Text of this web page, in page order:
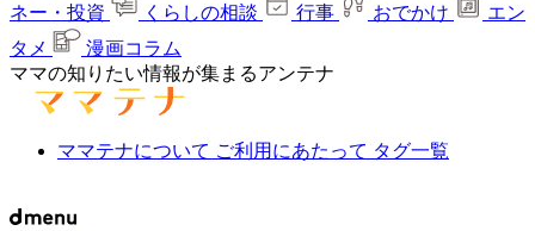
ネー・投資
くらしの相談 行事 おでかけ
エン
タメ
漫画コラム
ママの知りたい情報が集まるアンテナ
ママテナについて ご利用にあたって タグ一覧